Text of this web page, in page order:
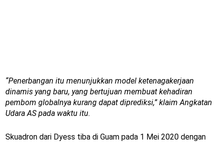
“Penerbangan itu menunjukkan model ketenagakerjaan
dinamis yang baru, yang bertujuan membuat kehadiran
pembom globalnya kurang dapat diprediksi,” klaim Angkatan
Udara AS pada waktu itu.
Skuadron dari Dyess tiba di Guam pada 1 Mei 2020 dengan